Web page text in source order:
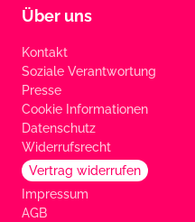
Über uns
Kontakt
Soziale Verantwortung
Presse
Cookie Informationen
Datenschutz
Widerrufsrecht
Vertrag widerrufen
Impressum
AGB